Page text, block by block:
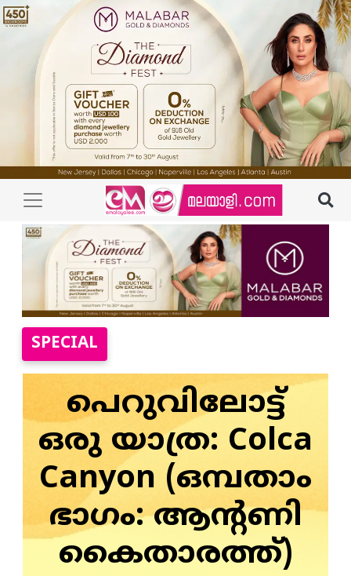
SPECIAL
പെറുവിലോട്ട്
ഒരു യാത്ര: Colca
Canyon (ഒമ്പതാം
ഭാഗം: ആന്റണി
കൈതാരത്ത്)